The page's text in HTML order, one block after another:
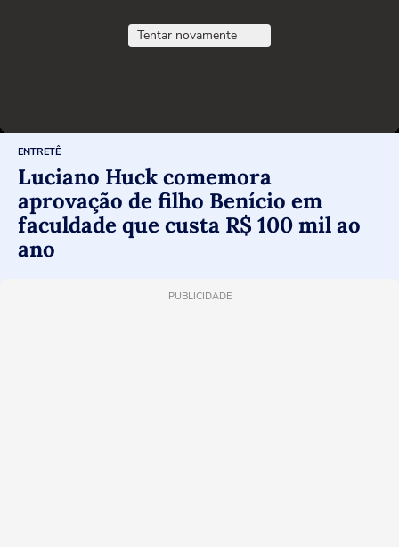
Tentar novamente
ENTRETÊ
Luciano Huck comemora
aprovação de filho Benício em
faculdade que custa R$ 100 mil ao
ano
PUBLICIDADE